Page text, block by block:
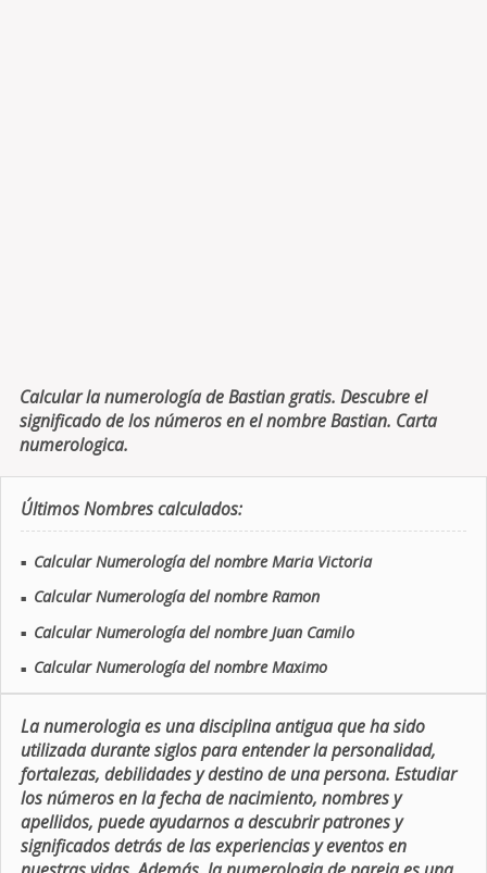
Calcular la numerología de Bastian gratis. Descubre el
significado de los números en el nombre Bastian. Carta
numerologica.
Últimos Nombres calculados:
■ Calcular Numerología del nombre Maria Victoria
■ Calcular Numerología del nombre Ramon
■ Calcular Numerología del nombre Juan Camilo
■ Calcular Numerología del nombre Maximo
La numerologia es una disciplina antigua que ha sido
utilizada durante siglos para entender la personalidad,
fortalezas, debilidades y destino de una persona. Estudiar
los números en la fecha de nacimiento, nombres y
apellidos, puede ayudarnos a descubrir patrones y
significados detrás de las experiencias y eventos en